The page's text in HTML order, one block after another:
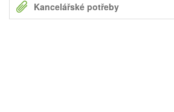
Kancelářské potřeby